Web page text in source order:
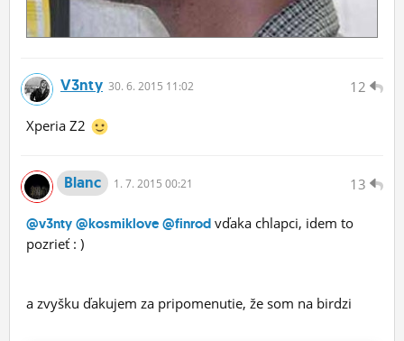
12
V3nty 30. 6. 2015 11:02
Xperia Z2
13
Blanc 1. 7. 2015 00:21
@v3nty @kosmiklove @finrod vďaka chlapci, idem to
pozrieť : )
a zvyšku ďakujem za pripomenutie, že som na birdzi